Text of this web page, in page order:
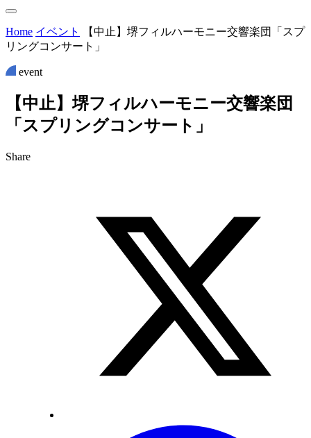
Home イベント
【中止】堺フィルハーモニー交響楽団「スプ
リングコンサート」
event
【中止】堺フ ィルハーモニー交響楽団
「 スプリ ングコ ンサー ト 」
Share